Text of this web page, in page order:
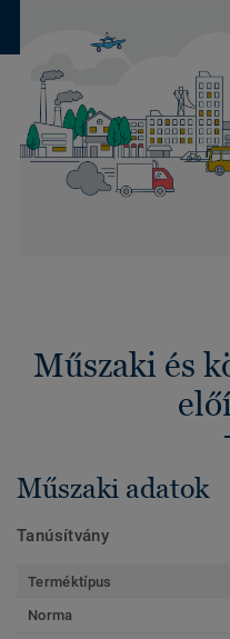
Műszaki és
Műszaki adatok
Tanúsítvány
Terméktípus
Norma